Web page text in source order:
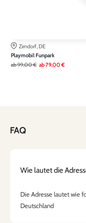
Zirndorf, DE
Playmobil Funpark
ab99,00 € ab79,00 €
FAQ
Wie lautet die
Die Adresse lautet wie
Deutschland